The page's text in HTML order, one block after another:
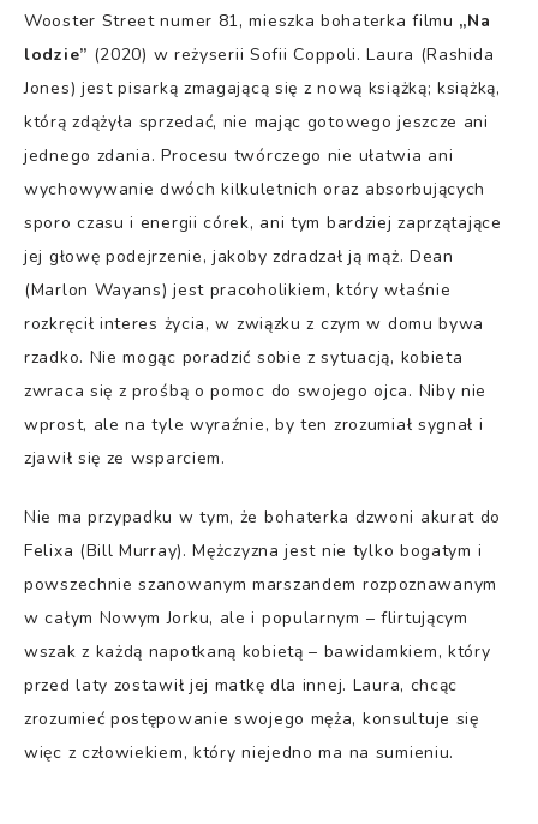
Wooster Street numer 81, mieszka bohaterka filmu „Na
lodzie” (2020) w reżyserii Sofii Coppoli. Laura (Rashida
Jones) jest pisarką zmagającą się z nową książką; książką,
którą zdążyła sprzedać, nie mając gotowego jeszcze ani
jednego zdania. Procesu twórczego nie ułatwia ani
wychowywanie dwóch kilkuletnich oraz absorbujących
sporo czasu i energii córek, ani tym bardziej zaprzątające
jej głowę podejrzenie, jakoby zdradzał ją mąż. Dean
(Marlon Wayans) jest pracoholikiem, który właśnie
rozkręcił interes życia, w związku z czym w domu bywa
rzadko. Nie mogąc poradzić sobie z sytuacją, kobieta
zwraca się z prośbą o pomoc do swojego ojca. Niby nie
wprost, ale na tyle wyraźnie, by ten zrozumiał sygnał i
zjawił się ze wsparciem.
Nie ma przypadku w tym, że bohaterka dzwoni akurat do
Felixa (Bill Murray). Mężczyzna jest nie tylko bogatym i
powszechnie szanowanym marszandem rozpoznawanym
w całym Nowym Jorku, ale i popularnym – flirtującym
wszak z każdą napotkaną kobietą – bawidamkiem, który
przed laty zostawił jej matkę dla innej. Laura, chcąc
zrozumieć postępowanie swojego męża, konsultuje się
więc z człowiekiem, który niejedno ma na sumieniu.